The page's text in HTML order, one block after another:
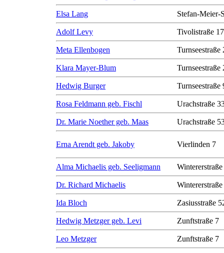
Elsa Lang Stefan-Meier-
Adolf Levy Tivolistraße 17
Meta Ellenbogen Turnseestraße
Klara Mayer-Blum Turnseestraße
Hedwig Burger Turnseestraße
Rosa Feldmann geb. Fischl Urachstraße
Dr. Marie Noether geb. Maas Urachstraße
Erna Arendt geb. Jakoby Vierlinden 7
Alma Michaelis geb. Seeligmann
Dr. Richard Michaelis
Ida Bloch Zasiusstraße
Hedwig Metzger geb. Levi Zunftstraße 7
Leo Metzger Zunftstraße 7